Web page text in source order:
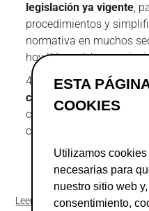
ESTA
COOKIES
Utilizamos
necesarias para
nuestro sitio web
consentimiento,
legislación ya vigente,
procedimientos y
normativa en muchos
hoy líder y debe seguir
Designar un punto
cada Estadoy articular
coordinación para
cumplimiento coherentes.
Leer declaración conjunta